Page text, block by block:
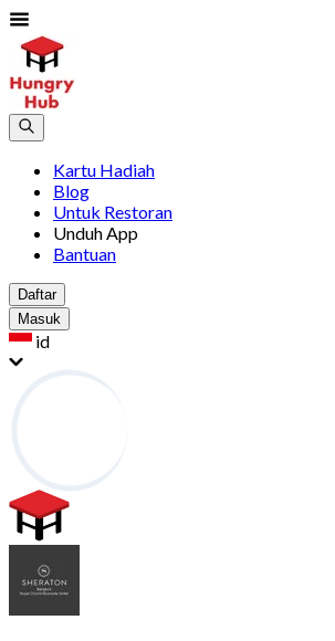
Kartu Hadiah
Blog
Untuk Restoran
Unduh App
Bantuan
Daftar
Masuk
id